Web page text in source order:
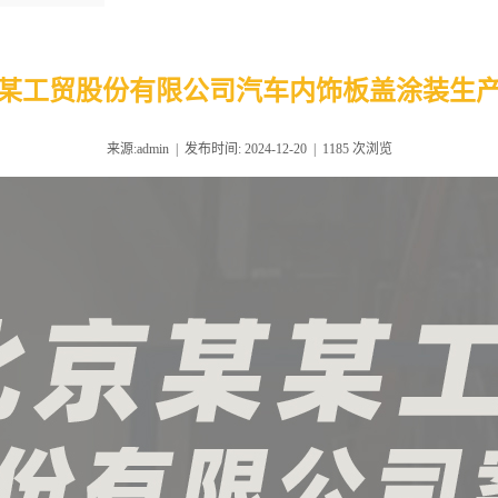
工贸股份有限公司汽车内饰板盖涂装生
来源:admin | 发布时间: 2024-12-20 | 1185 次浏览